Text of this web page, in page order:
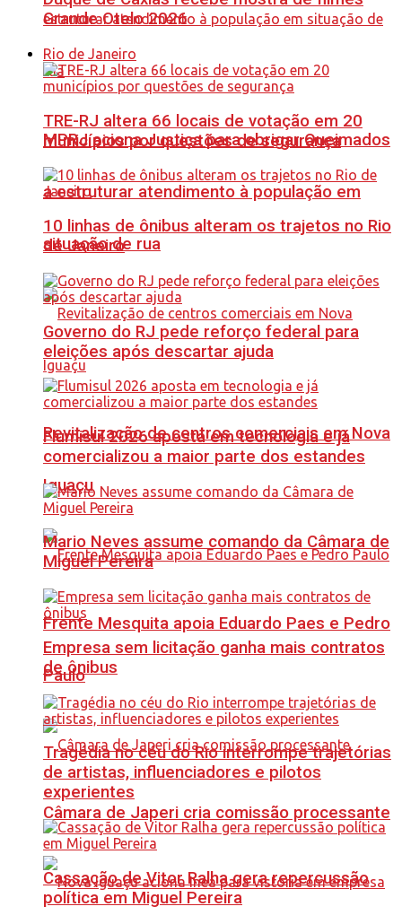
MPRJ aciona Justiça para obrigar Queimados
a estruturar atendimento à população em
situação de rua
Revitalização de centros comerciais em Nova
Iguaçu
Frente Mesquita apoia Eduardo Paes e Pedro
Paulo
Câmara de Japeri cria comissão processante
Grande Otelo 2026
Rio de Janeiro
TRE-RJ altera 66 locais de votação em 20
municípios por questões de segurança
10 linhas de ônibus alteram os trajetos no Rio
de Janeiro
Governo do RJ pede reforço federal para
eleições após descartar ajuda
Flumisul 2026 aposta em tecnologia e já
comercializou a maior parte dos estandes
Mario Neves assume comando da Câmara de
Miguel Pereira
Empresa sem licitação ganha mais contratos
de ônibus
Tragédia no céu do Rio interrompe trajetórias
de artistas, influenciadores e pilotos
experientes
Cassação de Vitor Ralha gera repercussão
política em Miguel Pereira